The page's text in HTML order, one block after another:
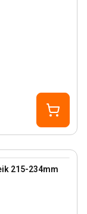
215-234mm